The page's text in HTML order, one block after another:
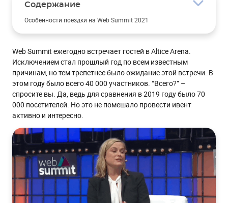
Содержание
Особенности поездки на Web Summit 2021
Немного о рассылках конференции
О докладах и выставке
Как быть эффективным на Web Summit
Общие советы
Для стендистов
Web Summit ежегодно встречает гостей в Altice Arena.
Исключением стал прошлый год по всем известным
причинам, но тем трепетнее было ожидание этой встречи. В
этом году было всего 40 000 участников. “Всего?” –
спросите вы. Да, ведь для сравнения в 2019 году было 70
000 посетителей. Но это не помешало провести ивент
активно и интересно.